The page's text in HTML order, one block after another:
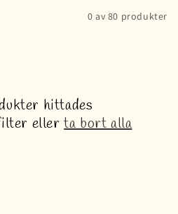
0 av 80 produkter
hittades
ellerta bort alla